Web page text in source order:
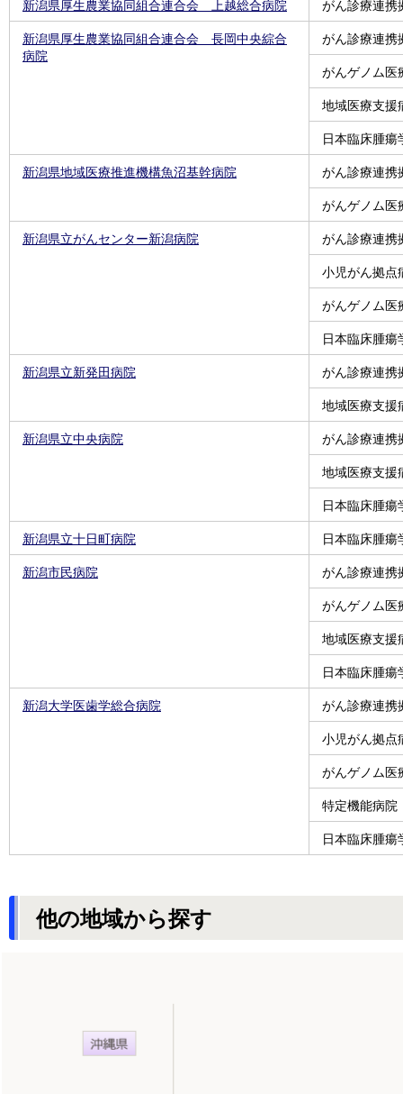
新潟県厚生農業協同組合連合会 上越総合病院 がん診療連携
新潟県厚生農業協同組合連合会 長岡中央綜合
病院
がん診療連携
がんゲノム医
地域医療支援
日本臨床腫瘍
新潟県地域医療推進機構魚沼基幹病院 がん診療連携
がんゲノム医
新潟県立がんセンター新潟病院 がん診療連携
小児がん拠点
がんゲノム医
日本臨床腫瘍
新潟県立新発田病院 がん診療連携
地域医療支援
新潟県立中央病院 がん診療連携
地域医療支援
日本臨床腫瘍
新潟県立十日町病院 日本臨床腫瘍
新潟市民病院 がん診療連携
がんゲノム医
地域医療支援
日本臨床腫瘍
新潟大学医歯学総合病院 がん診療連携
小児がん拠点
がんゲノム医
特定機能病院
日本臨床腫瘍
他の地域から探す